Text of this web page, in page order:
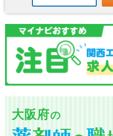
大阪府の